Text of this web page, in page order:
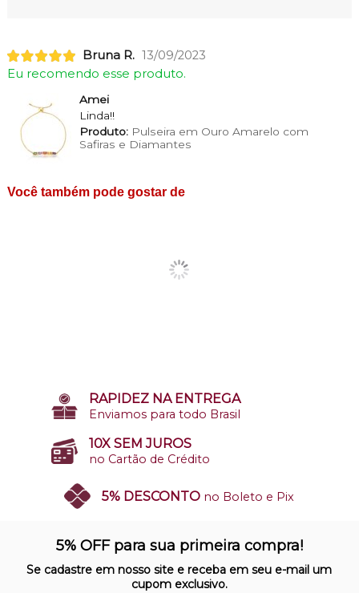
Bruna R. 13/09/2023
Eu recomendo esse produto.
Amei
Linda!!
Produto:Pulseira em Ouro Amarelo com
Safiras e Diamantes
Você também pode gostar de
RAPIDEZ NA ENTREGA
Enviamos para todo Brasil
10X SEM JUROS
no Cartão de Crédito
5% DESCONTO no Boleto e Pix
Nosso site opera em ambiente
protegido
5% OFF para sua primeira compra!
Se cadastre em nosso site e receba em seu e-mail um
cupom exclusivo.